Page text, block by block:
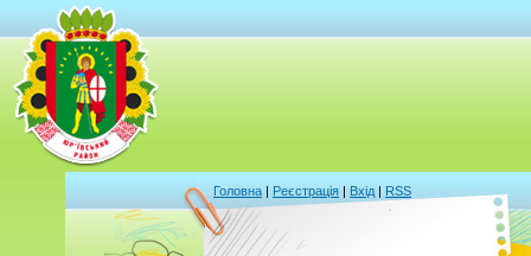
Головна | Реєстрація | Вхід | RSS